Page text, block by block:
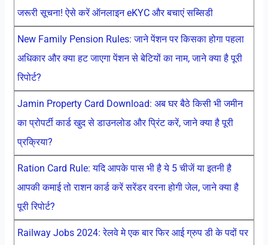
जरूरी सूचना! ऐसे करें ऑनलाइन eKYC और बचाएं सब्सिडी
New Family Pension Rules: जाने पेंशन पर किसका होगा पहला
अधिकार और क्या हट जाएगा पेंशन से बेटियों का नाम, जाने क्या है पूरी
रिपोर्ट?
Jamin Property Card Download: अब घर बैठे किसी भी जमीन
का प्रोपर्टी कार्ड खुद से डाउनलोड और प्रिंट करें, जाने क्या है पूरी
प्रक्रिया?
Ration Card Rule: यदि आपके पास भी है ये 5 चीजें या इतनी है
आपकी कमाई तो राशन कार्ड करें सरेंडर वरना होगी जेल, जाने क्या है
पूरी रिपोर्ट?
Railway Jobs 2024: रेलवे मे एक बार फिर आई ग्रुप डी के पदों पर